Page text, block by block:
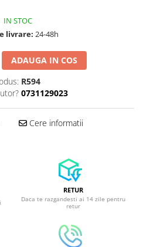
IN STOC
livrare: 24-48h
ADAUGA IN COS
R594
0731129023
Cere informatii
RETUR
Daca te razgandesti ai 14 zile pentru
retur